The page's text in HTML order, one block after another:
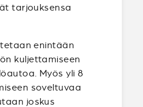
tarjouksensa
enintään
kuljettamiseen
Myös yli 8
soveltuvaa
joskus